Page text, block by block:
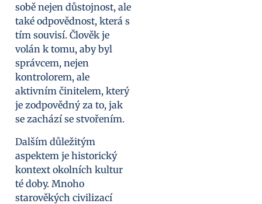
sobě nejen důstojnost, ale
také odpovědnost, která s
tím souvisí. Člověk je
volán k tomu, aby byl
správcem, nejen
kontrolorem, ale
aktivním činitelem, který
je zodpovědný za to, jak
se zachází se stvořením.
Dalším důležitým
aspektem je historický
kontext okolních kultur
té doby. Mnoho
starověkých civilizací